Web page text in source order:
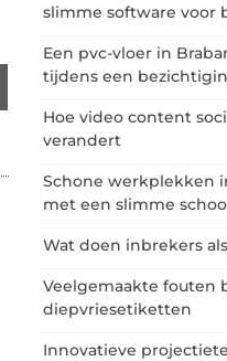
slimme software voor
Een pvc-vloer in
tijdens een
Hoe video content
verandert
Schone werkplekken
met een slimme
Wat doen inbrekers
Veelgemaakte fouten
diepvriesetiketten
Innovatieve